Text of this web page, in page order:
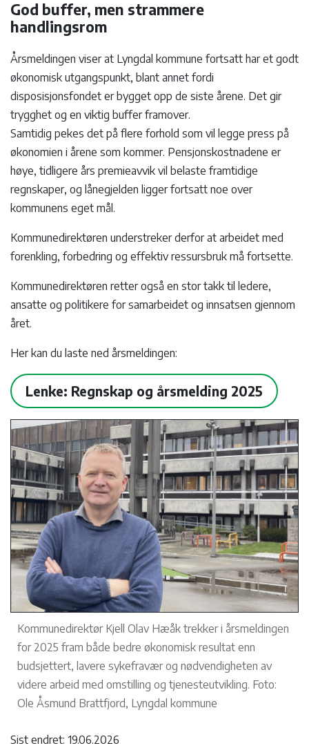
God buffer, men strammere
handlingsrom
Årsmeldingen viser at Lyngdal kommune fortsatt har et godt
økonomisk utgangspunkt, blant annet fordi
disposisjonsfondet er bygget opp de siste årene. Det gir
trygghet og en viktig buffer framover.
Samtidig pekes det på flere forhold som vil legge press på
økonomien i årene som kommer. Pensjonskostnadene er
høye, tidligere års premieavvik vil belaste framtidige
regnskaper, og lånegjelden ligger fortsatt noe over
kommunens eget mål.
Kommunedirektøren understreker derfor at arbeidet med
forenkling, forbedring og effektiv ressursbruk må fortsette.
Kommunedirektøren retter også en stor takk til ledere,
ansatte og politikere for samarbeidet og innsatsen gjennom
året.
Her kan du laste ned årsmeldingen:
Lenke: Regnskap og årsmelding 2025
Kommunedirektør Kjell Olav Hæåk trekker i årsmeldingen
for 2025 fram både bedre økonomisk resultat enn
budsjettert, lavere sykefravær og nødvendigheten av
videre arbeid med omstilling og tjenesteutvikling. Foto:
Ole Åsmund Brattfjord, Lyngdal kommune
Sist endret: 19.06.2026